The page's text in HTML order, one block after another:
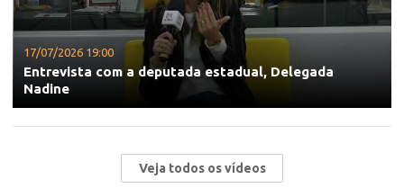
17/07/2026 19:00
Entrevista com a deputada estadual, Delegada
Nadine
Veja todos os vídeos